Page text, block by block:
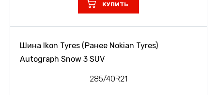
КУПИТЬ
Шина Ikon Tyres (Ранее Nokian Tyres)
Autograph Snow 3 SUV
285/40R21